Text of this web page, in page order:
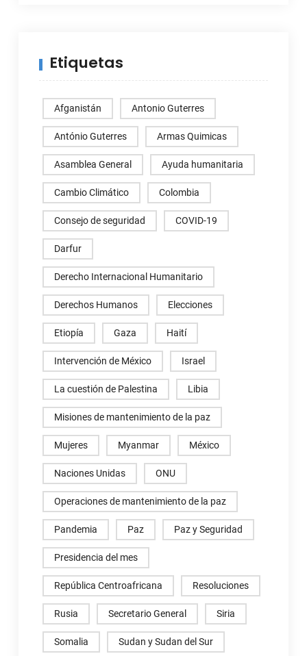
Etiquetas
Afganistán Antonio Guterres
António Guterres Armas Quimicas
Asamblea General Ayuda humanitaria
Cambio Climático Colombia
Consejo de seguridad COVID-19
Darfur
Derecho Internacional Humanitario
Derechos Humanos Elecciones
Etiopía Gaza Haití
Intervención de México Israel
La cuestión de Palestina Libia
Misiones de mantenimiento de la paz
Mujeres Myanmar México
Naciones Unidas ONU
Operaciones de mantenimiento de la paz
Pandemia Paz Paz y Seguridad
Presidencia del mes
República Centroafricana Resoluciones
Rusia Secretario General Siria
Somalia Sudan y Sudan del Sur